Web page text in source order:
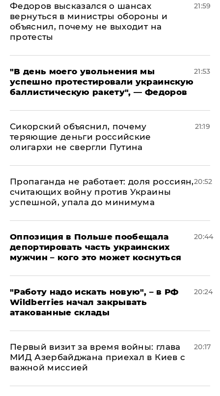
Федоров высказался о шансах
вернуться в министры обороны и
объяснил, почему не выходит на
протесты
21:59
​"В день моего увольнения мы
успешно протестировали украинскую
баллистическую ракету", — Федоров
21:53
Сикорский объяснил, почему
теряющие деньги российские
олигархи не свергли Путина
21:19
​Пропаганда не работает: доля россиян,
считающих войну против Украины
успешной, упала до минимума
20:52
Оппозиция в Польше пообещала
депортировать часть украинских
мужчин – кого это может коснуться
20:44
"Работу надо искать новую", – в РФ
Wildberries начал закрывать
атакованные склады
20:24
Первый визит за время войны: глава
МИД Азербайджана приехал в Киев с
важной миссией
20:17